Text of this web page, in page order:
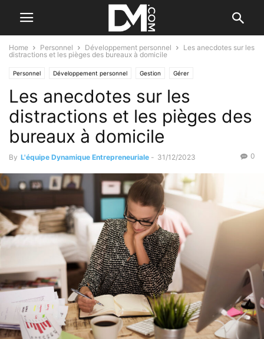
Home Personnel Développement personnel
Les anecdotes sur les
distractions et les pièges des bureaux à domicile
Personnel Développement personnel Gestion Gérer
Les fautes de gestion
Les anecdotes sur les
distractions et les pièges des
bureaux à domicile
By L'équipe Dynamique Entrepreneuriale - 31/12/2023 0